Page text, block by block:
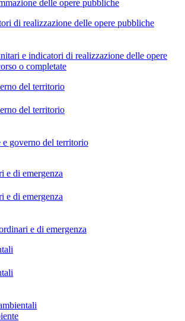
delle opere pubbliche
di realizzazione delle opere pubbliche
e indicatori di realizzazione delle opere
o completate
del territorio
del territorio
e governo del territorio
e di emergenza
e di emergenza
e di emergenza